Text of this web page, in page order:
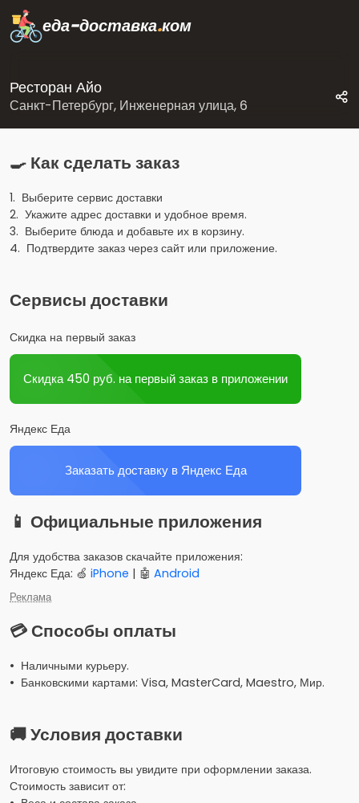
еда-доставка.ком
Ресторан Айо
Санкт-Петербург, Инженерная улица, 6
🍳 Как сделать заказ
1. Выберите сервис доставки
2. Укажите адрес доставки и удобное время.
3. Выберите блюда и добавьте их в корзину.
4. Подтвердите заказ через сайт или приложение.
Сервисы доставки
Скидка на первый заказ
Скидка 450 руб. на первый заказ в приложении
Яндекс Еда
Заказать доставку в Яндекс Еда
📱 Официальные приложения
Для удобства заказов скачайте приложения:
Яндекс Еда: 🍏 iPhone | 🤖 Android
Реклама
💳 Способы оплаты
• Наличными курьеру.
• Банковскими картами: Visa, MasterCard, Maestro, Мир.
🚚 Условия доставки
Итоговую стоимость вы увидите при оформлении заказа.
Стоимость зависит от: